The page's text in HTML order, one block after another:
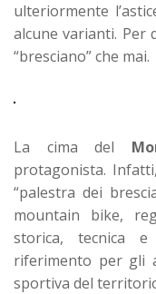
ulteriormente
alcune varianti. Per
“bresciano” che mai.
La cima del
protagonista.
“palestra dei
mountain bike,
storica, tecnica
riferimento per gli
sportiva del